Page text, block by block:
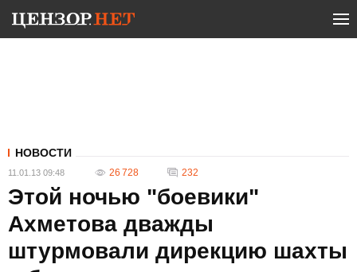
НОВОСТИ
11.01.13 09:48 26 728 232
Этой ночью "боевики"
Ахметова дважды
штурмовали дирекцию шахты